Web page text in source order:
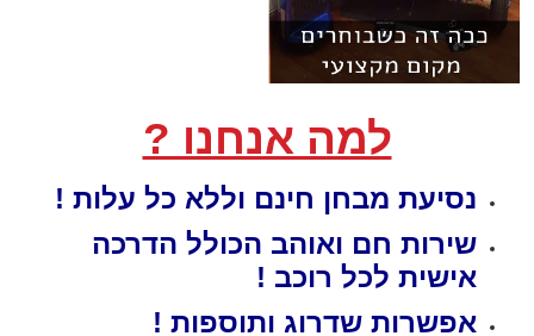
למה אנחנו ?
נסיעת מבחן חינם וללא כל עלות !
שירות חם ואוהב הכולל הדרכה
אישית לכל רוכב !
אפשרות שדרוג ותוספות !